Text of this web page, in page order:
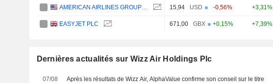
15,94 USD -0,56% +3,31%
EASYJET PLC 671,00 GBX +0,15% +7,39%
Dernières actualités sur Wizz Air Holdings Plc
07/08 Après les résultats de Wizz Air, AlphaValue confirme son conseil sur le titre